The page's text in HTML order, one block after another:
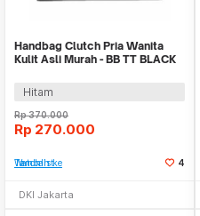
Handbag Clutch Pria Wanita
Kulit Asli Murah - BB TT BLACK
Hitam
Rp370.000
Rp 270.000
Tambah ke Watchlist 4
DKI Jakarta